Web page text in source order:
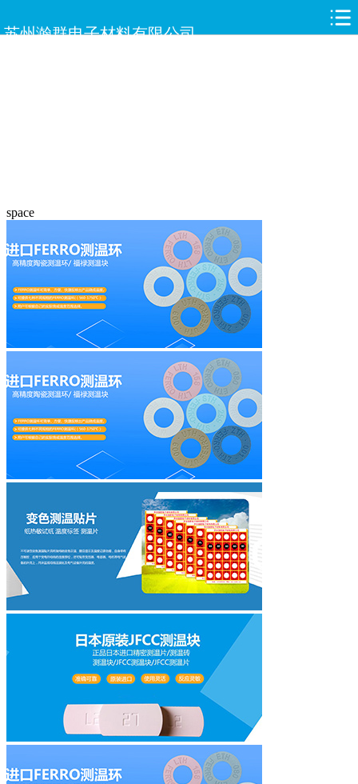
苏州瀚群电子材料有限公司
space